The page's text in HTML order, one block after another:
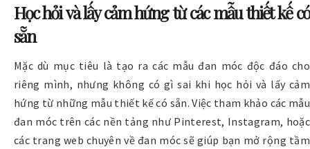
Học hỏi và lấy cảm hứng từ các mẫu thiết kế có
sẵn
Mặc dù mục tiêu là tạo ra các mẫu đan móc độc đáo cho
riêng mình, nhưng không có gì sai khi học hỏi và lấy cảm
hứng từ những mẫu thiết kế có sẵn. Việc tham khảo các mẫu
đan móc trên các nền tảng như Pinterest, Instagram, hoặc
các trang web chuyên về đan móc sẽ giúp bạn mở rộng tầm